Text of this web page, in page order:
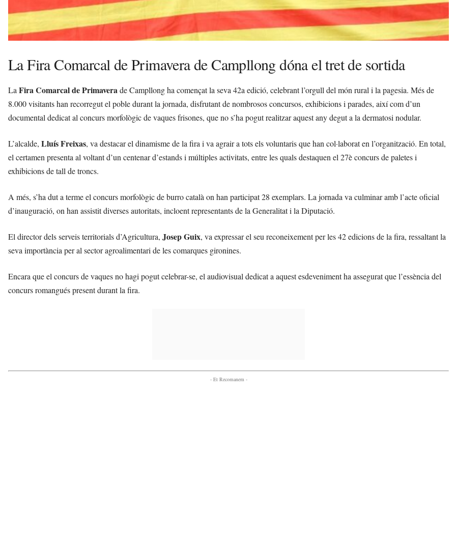
La Fira Comarcal de Primavera de Campllong dóna el tret de sortida
La Fira Comarcal de Primaverade Campllong ha començat la seva 42a edició, celebrant l’orgull del món rural i la pagesia. Més de
8.000 visitants han recorregut el poble durant la jornada, disfrutant de nombrosos concursos, exhibicions i parades, així com d’un
documental dedicat al concurs morfològic de vaques frisones, que no s’ha pogut realitzar aquest any degut a la dermatosi nodular.
L’alcalde, Lluís Freixas, va destacar el dinamisme de la fira i va agrair a tots els voluntaris que han col·laborat en l’organització. En total,
el certamen presenta al voltant d’un centenar d’estands i múltiples activitats, entre les quals destaquen el 27è concurs de paletes i
exhibicions de tall de troncs.
A més, s’ha dut a terme el concurs morfològic de burro català on han participat 28 exemplars. La jornada va culminar amb l’acte oficial
d’inauguració, on han assistit diverses autoritats, incloent representants de la Generalitat i la Diputació.
El director dels serveis territorials d’Agricultura, Josep Guix, va expressar el seu reconeixement per les 42 edicions de la fira, ressaltant la
seva importància per al sector agroalimentari de les comarques gironines.
Encara que el concurs de vaques no hagi pogut celebrar-se, el audiovisual dedicat a aquest esdeveniment ha assegurat que l’essència del
concurs romangués present durant la fira.
- Et Recomanem -